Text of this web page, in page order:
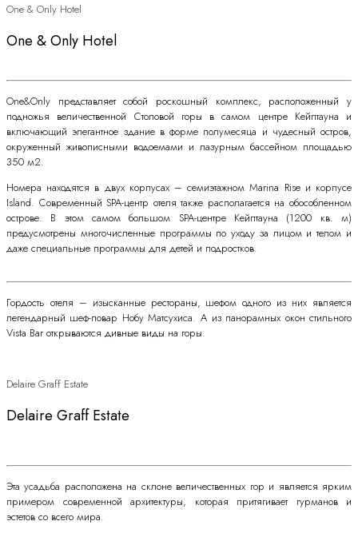
One & Only Hotel
One & Only Hotel
One&Only представляет собой роскошный комплекс, расположенный у
подножья величественной Столовой горы в самом центре Кейптауна и
включающий элегантное здание в форме полумесяца и чудесный остров,
окруженный живописными водоемами и лазурным бассейном площадью
350 м2.
Номера находятся в двух корпусах – семиэтажном Marina Rise и корпусе
Island. Современный SPA-центр отеля также располагается на обособленном
острове. В этом самом большом SPA-центре Кейптауна (1200 кв. м)
предусмотрены многочисленные программы по уходу за лицом и телом и
даже специальные программы для детей и подростков.
Гордость отеля – изысканные рестораны, шефом одного из них является
легендарный шеф-повар Нобу Матсухиса. А из панорамных окон стильного
Vista Bar открываются дивные виды на горы.
Delaire Graff Estate
Delaire Graff Estate
Эта усадьба расположена на склоне величественных гор и является ярким
примером современной архитектуры, которая притягивает гурманов и
эстетов со всего мира.